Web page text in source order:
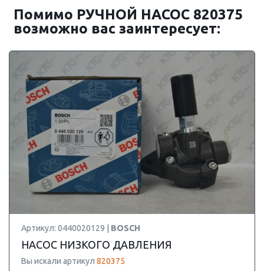
Помимо РУЧНОЙ НАСОС 820375
возможно вас заинтересует:
Артикул: 0440020129 | BOSCH
НАСОС НИЗКОГО ДАВЛЕНИЯ
Вы искали артикул 820375